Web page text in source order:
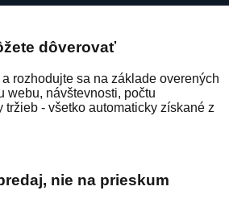
dôverovať
rozhodujte sa na základe overených
webu, návštevnosti, počtu
tržieb - všetko automaticky získané z
nie na prieskum